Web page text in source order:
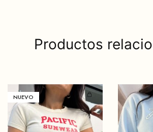
Productos
NUEVO